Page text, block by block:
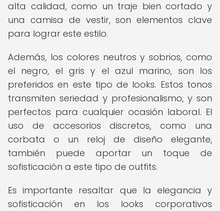
alta calidad, como un traje bien cortado y
una camisa de vestir, son elementos clave
para lograr este estilo.
Además, los colores neutros y sobrios, como
el negro, el gris y el azul marino, son los
preferidos en este tipo de looks. Estos tonos
transmiten seriedad y profesionalismo, y son
perfectos para cualquier ocasión laboral. El
uso de accesorios discretos, como una
corbata o un reloj de diseño elegante,
también puede aportar un toque de
sofisticación a este tipo de outfits.
Es importante resaltar que la elegancia y
sofisticación en los looks corporativos